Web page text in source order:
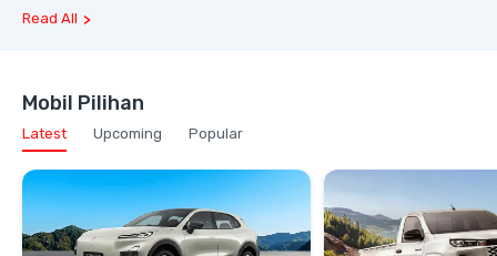
Read All
Mobil Pilihan
Latest Upcoming Popular